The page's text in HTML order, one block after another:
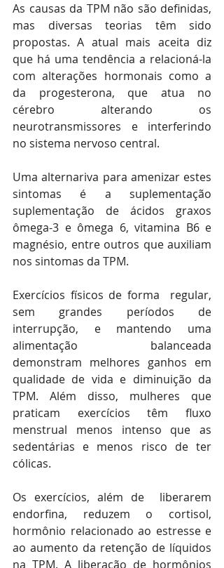
As causas da TPM não são definidas,
mas diversas teorias têm sido
propostas. A atual mais aceita diz
que há uma tendência a relacioná-la
com alterações hormonais como a
da progesterona, que atua no
cérebro alterando os
neurotransmissores e interferindo
no sistema nervoso central.
Uma alternariva para amenizar estes
sintomas é a suplementação
suplementação de ácidos graxos
ômega-3 e ômega 6, vitamina B6 e
magnésio, entre outros que auxiliam
nos sintomas da TPM.
Exercícios físicos de forma  regular,
sem grandes períodos de
interrupção, e mantendo uma
alimentação balanceada
demonstram melhores ganhos em
qualidade de vida e diminuição da
TPM. Além disso, mulheres que
praticam exercícios têm fluxo
menstrual menos intenso que as
sedentárias e menos risco de ter
cólicas.
Os exercícios, além de  liberarem
endorfina, reduzem o cortisol,
hormônio relacionado ao estresse e
ao aumento da retenção de líquidos
na TPM. A liberação de hormônios